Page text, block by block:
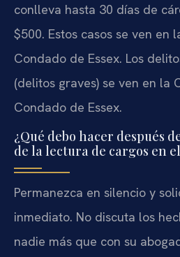
conlleva hasta 30 días de
$500. Estos casos se ven en
Condado de Essex. Los
(delitos graves) se ven en la
Condado de Essex.
¿Qué debo hacer después
de la lectura de cargos en
Permanezca en silencio y
inmediato. No discuta los
nadie más que con su